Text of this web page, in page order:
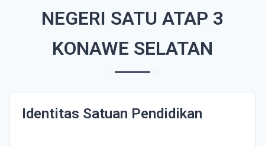
NEGERI SATU ATAP 3
KONAWE SELATAN
Identitas Satuan Pendidikan